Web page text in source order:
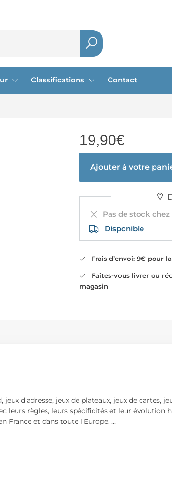
Classifications Contact
19,90€
Ajouter à votre
Pas de stock chez
Disponible
Frais d’envoi: 9€ pour la
Faites-vous livrer ou
magasin
d'adresse, jeux de plateaux, jeux de cartes,
leurs règles, leurs spécificités et leur évolution
France et dans toute l'Europe....